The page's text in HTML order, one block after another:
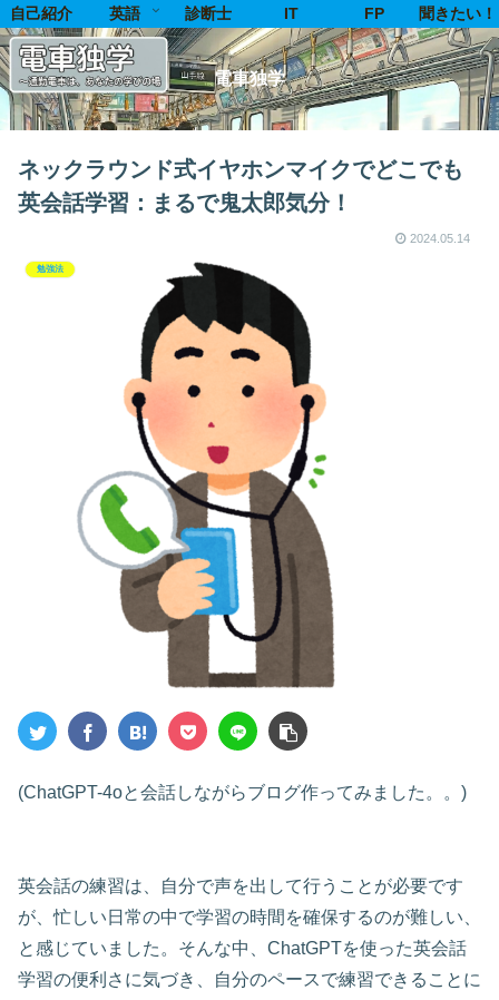
電車独学
自己紹介 英語 診断士 IT FP 聞きたい！
ネックラウンド式イヤホンマイクでどこでも
英会話学習：まるで鬼太郎気分！
2024.05.14
勉強法
(ChatGPT-4oと会話しながらブログ作ってみました。。)
英会話の練習は、自分で声を出して行うことが必要です
が、忙しい日常の中で学習の時間を確保するのが難しい、
と感じていました。そんな中、ChatGPTを使った英会話
学習の便利さに気づき、自分のペースで練習できることに